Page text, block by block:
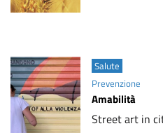
Salute
Prevenzione
Amabilità
Street art in